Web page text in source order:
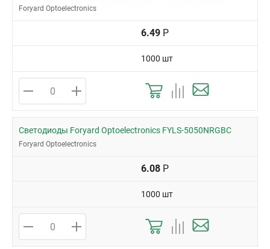
Foryard Optoelectronics
6.49 Р
1000 шт
Светодиоды Foryard Optoelectronics FYLS-5050NRGBC
Foryard Optoelectronics
6.08 Р
1000 шт